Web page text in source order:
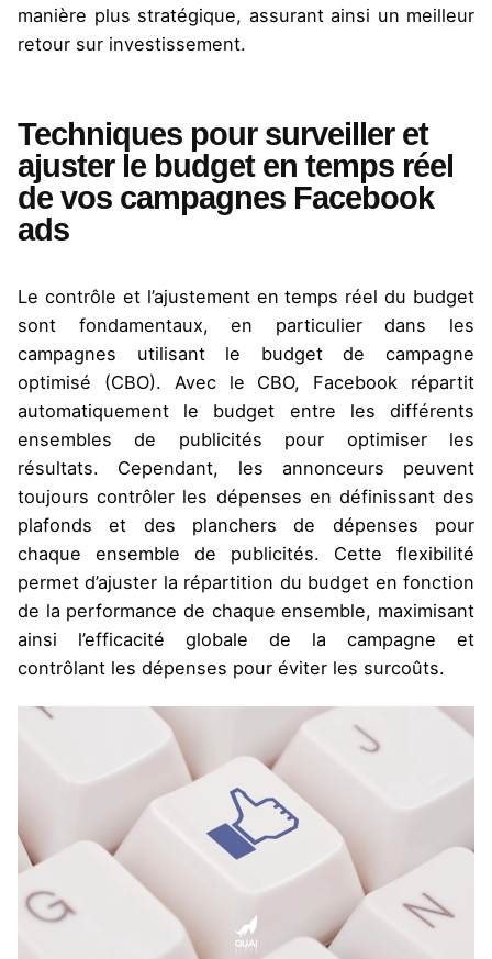
manière plus stratégique, assurant ainsi un meilleur
retour sur investissement.
Techniques pour surveiller et
ajuster le budget en temps réel
de vos campagnes Facebook
ads
Le contrôle et l’ajustement en temps réel du budget
sont fondamentaux, en particulier dans les
campagnes utilisant le budget de campagne
optimisé (CBO). Avec le CBO, Facebook répartit
automatiquement le budget entre les différents
ensembles de publicités pour optimiser les
résultats. Cependant, les annonceurs peuvent
toujours contrôler les dépenses en définissant des
plafonds et des planchers de dépenses pour
chaque ensemble de publicités. Cette flexibilité
permet d’ajuster la répartition du budget en fonction
de la performance de chaque ensemble, maximisant
ainsi l’efficacité globale de la campagne et
contrôlant les dépenses pour éviter les surcoûts.